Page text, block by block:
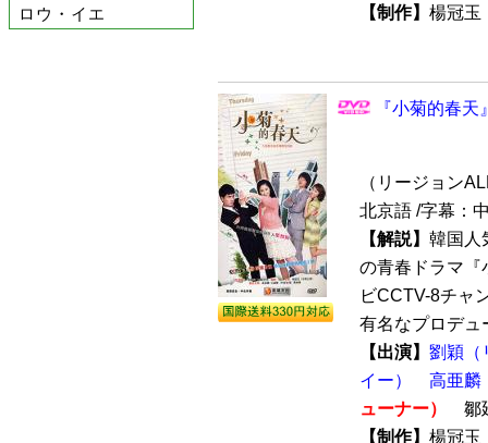
ロウ・イエ
【制作】 楊冠
『小菊的春
（リージョン
北京語 /字幕：
【解説】 韓国人
の青春ドラマ『
ビCCTV-8チャ
有名なプロデュ
【出演】 劉穎（
イー）
高亜麟
ューナー）
鄒
【制作】 楊冠